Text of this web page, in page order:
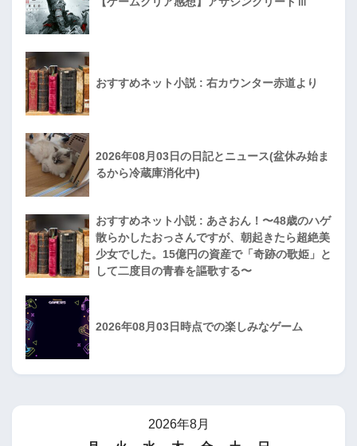
おすすめネット小説 : 右カウンター赤道より
2026年08月03日の日記とニュース(盆休み始ま
るから冷蔵庫消化中)
おすすめネット小説 : あさおん！〜48歳のハゲ
散らかしたおっさんですが、朝起きたら超絶美
少女でした。15億円の資産で「奇跡の歌姫」と
して二度目の青春を謳歌する〜
2026年08月03日時点での楽しみなゲーム
2026年8月